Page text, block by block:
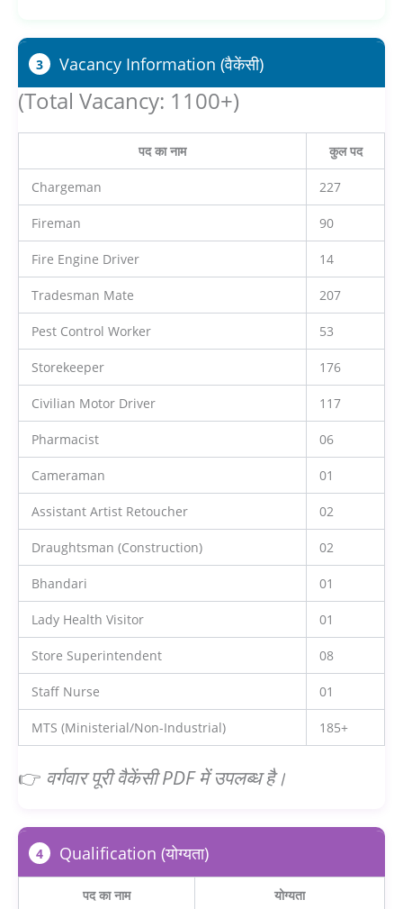
3 Vacancy Information (वैकेंसी)
(Total Vacancy: 1100+)
पद का नाम कुल पद
Chargeman 227
Fireman 90
Fire Engine Driver 14
Tradesman Mate 207
Pest Control Worker 53
Storekeeper 176
Civilian Motor Driver 117
Pharmacist 06
Cameraman 01
Assistant Artist Retoucher 02
Draughtsman (Construction) 02
Bhandari 01
Lady Health Visitor 01
Store Superintendent 08
Staff Nurse 01
MTS (Ministerial/Non-Industrial) 185+
👉 वर्गवार पूरी वैकेंसी PDF में उपलब्ध है।
4 Qualification (योग्यता)
पद का नाम योग्यता